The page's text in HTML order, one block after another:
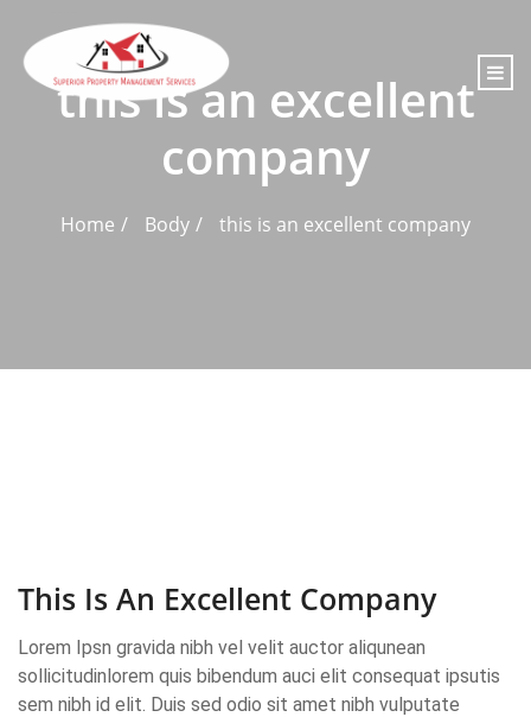
this is an excellent
company
Home Body this is an excellent company
This Is An Excellent Company
Lorem Ipsn gravida nibh vel velit auctor aliqunean
sollicitudinlorem quis bibendum auci elit consequat ipsutis
sem nibh id elit. Duis sed odio sit amet nibh vulputate